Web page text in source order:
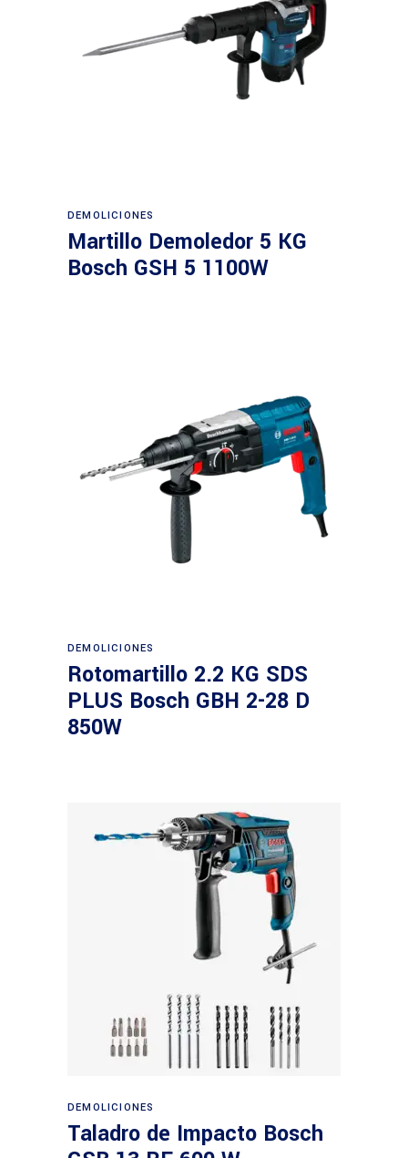
DEMOLICIONES
Martillo Demoledor 5 KG
Bosch GSH 5 1100W
DEMOLICIONES
Rotomartillo 2.2 KG SDS
PLUS Bosch GBH 2-28 D
850W
DEMOLICIONES
Taladro de Impacto Bosch